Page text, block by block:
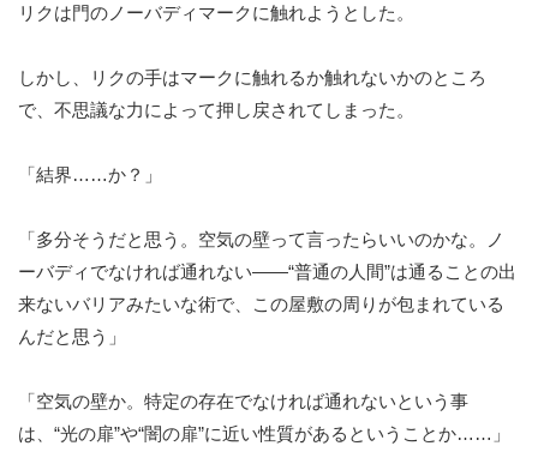
リクは門のノーバディマークに触れようとした。
しかし、リクの手はマークに触れるか触れないかのところ
で、不思議な力によって押し戻されてしまった。
「結界……か？」
「多分そうだと思う。空気の壁って言ったらいいのかな。ノ
ーバディでなければ通れない——“普通の人間”は通ることの出
来ないバリアみたいな術で、この屋敷の周りが包まれている
んだと思う」
「空気の壁か。特定の存在でなければ通れないという事
は、“光の扉”や“闇の扉”に近い性質があるということか……」